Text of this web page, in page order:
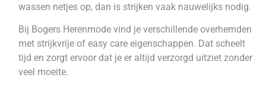
wassen netjes op, dan is strijken vaak nauwelijks nodig.
Bij Bogers Herenmode vind je verschillende overhemden
met strijkvrije of easy care eigenschappen. Dat scheelt
tijd en zorgt ervoor dat je er altijd verzorgd uitziet zonder
veel moeite.